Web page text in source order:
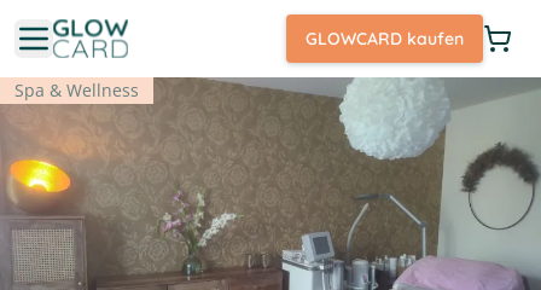
GLOWCARD kaufen
Spa & Wellness